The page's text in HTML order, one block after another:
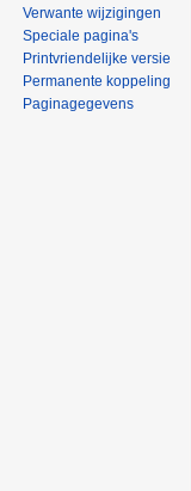
Verwante wijzigingen
Speciale pagina's
Printvriendelijke versie
Permanente koppeling
Paginagegevens